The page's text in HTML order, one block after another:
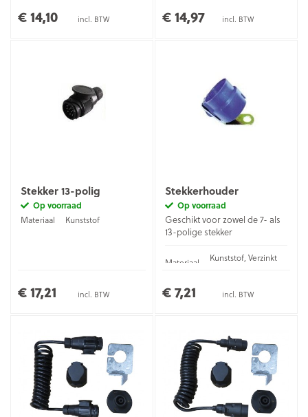
€ 14,10 incl. BTW € 14,97 incl. BTW
Stekker 13-polig
Op voorraad
Materiaal
Kunststof
€ 17,21 incl. BTW
Stekkerhouder
Op voorraad
Geschikt voor zowel de 7- als
13-polige stekker
Materiaal Kunststof, Verzinkt
€ 7,21 incl. BTW